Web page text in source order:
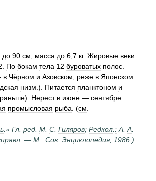
до 90 см масса до 6 7 кг. Жировые веки
По бокам тела 12 буроватых полос
в Чёрном и Азовском реже в Японском
низм .). Питается планктоном и
раньше). Нерест в июне — сентябре
промысловая рыба . (см
.» Гл ред М С Гиляров; Редкол : А А
. — М : Сов Энциклопедия 1986 .)